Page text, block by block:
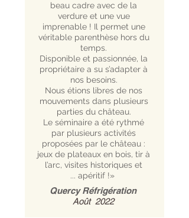
beau cadre avec de la
verdure et une vue
imprenable ! Il permet une
véritable parenthèse hors du
temps.
Disponible et passionnée, la
propriétaire a su s’adapter à
nos besoins.
Nous étions libres de nos
mouvements dans plusieurs
parties du château.
Le séminaire a été rythmé
par plusieurs activités
proposées par le château :
jeux de plateaux en bois, tir à
l’arc, visites historiques et
... apéritif !»
Quercy Réfrigération
Août 2022